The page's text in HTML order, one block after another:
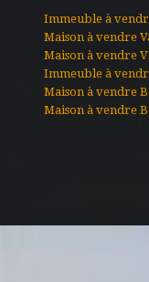
Immeuble à
Maison à vendre
Maison à vendre
Immeuble à
Maison à vendre
Maison à vendre